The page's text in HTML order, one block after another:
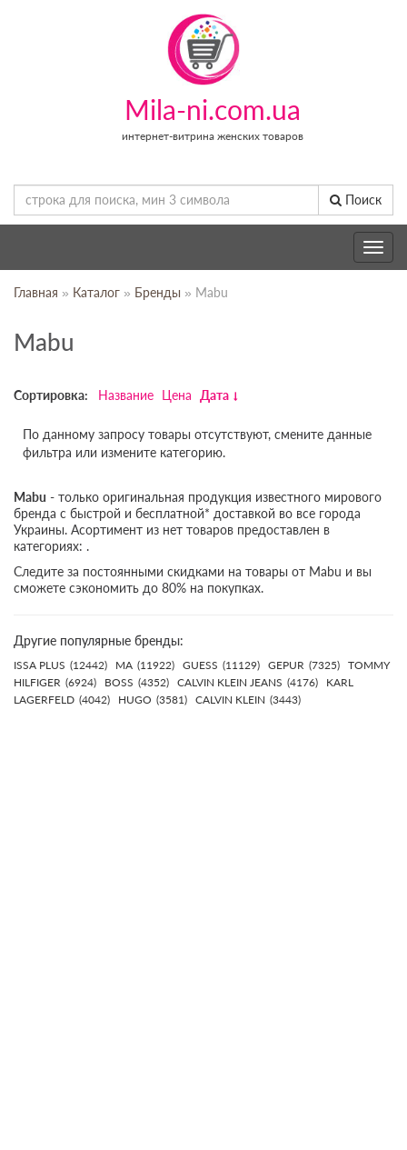
Mila-ni.com.ua
интернет-витрина женских товаров
Поиск
Toggle
Главная » Каталог » Бренды » Mabu
Mabu
Сортировка: Название Цена Дата
По данному запросу товары отсутствуют, смените данные
фильтра или измените категорию.
Mabu - только оригинальная продукция известного мирового
бренда с быстрой и бесплатной* доставкой во все города
Украины. Асортимент из нет товаров предоставлен в
категориях: .
Следите за постоянными скидками на товары от Mabu и вы
сможете сэкономить до 80% на покупках.
Другие популярные бренды:
ISSA PLUS (12442) MA (11922) GUESS (11129) GEPUR (7325) TOMMY
HILFIGER (6924) BOSS (4352) CALVIN KLEIN JEANS (4176)
KARL
LAGERFELD (4042) HUGO (3581) CALVIN KLEIN (3443)